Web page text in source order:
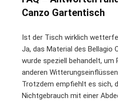
Canzo Gartentisch
Ist der Tisch wirklich
Ja, das Material des Bellagio
wurde speziell behandelt, um
anderen
Trotzdem empfiehlt es sich,
Nichtgebrauch mit einer